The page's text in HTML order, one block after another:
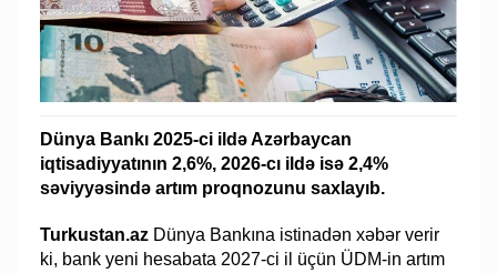
Dünya Bankı 2025-ci ildə Azərbaycan
iqtisadiyyatının 2,6%, 2026-cı ildə isə 2,4%
səviyyəsində artım proqnozunu saxlayıb.
Turkustan.az Dünya Bankına istinadən xəbər verir
ki, bank yeni hesabata 2027-ci il üçün ÜDM-in artım